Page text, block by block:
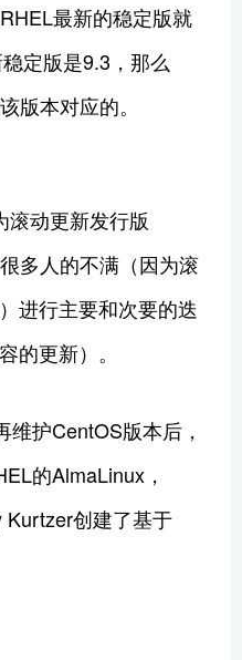
最新的稳定版就
定版是9.3，那么
版本对应的。
滚动更新发行版
多人的不满（因为滚
进行主要和次要的迭
的更新）。
护CentOS版本后，
的AlmaLinux，
创建了基于